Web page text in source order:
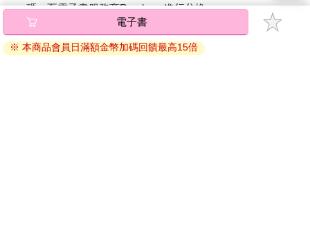
碼』至電子書服務商Readmoo進行兌換。
退換貨須知：
因版權保護，您在金石堂所購買的電子書僅能以金石堂專屬
電子書
※ 本商品會員日滿額金幣加碼回饋最高15倍